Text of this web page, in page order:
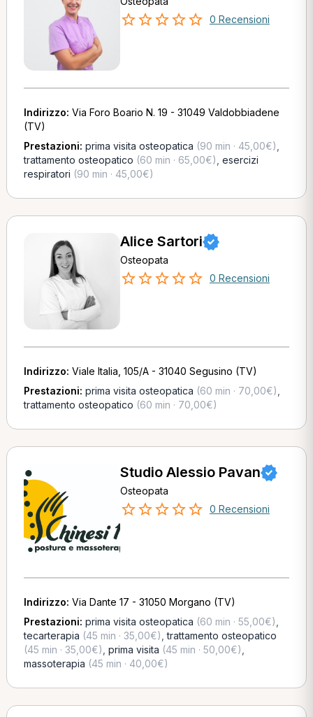
0 Recensioni
Indirizzo: Via Foro Boario N. 19 - 31049 Valdobbiadene
(TV)
Prestazioni: prima visita osteopatica (90 min · 45,00€)
trattamento osteopatico (60 min · 65,00€) esercizi
respiratori (90 min · 45,00€)
Alice Sartori
Osteopata
0 Recensioni
Indirizzo: Viale Italia, 105/A - 31040 Segusino (TV)
Prestazioni: prima visita osteopatica (60 min · 70,00€)
trattamento osteopatico (60 min · 70,00€)
Studio Alessio Pavan
Osteopata
0 Recensioni
Indirizzo: Via Dante 17 - 31050 Morgano (TV)
Prestazioni: prima visita osteopatica (60 min · 55,00€)
tecarterapia (45 min · 35,00€) ,trattamento osteopatico
(45 min · 35,00€) prima visita (45 min · 50,00€)
massoterapia (45 min · 40,00€)